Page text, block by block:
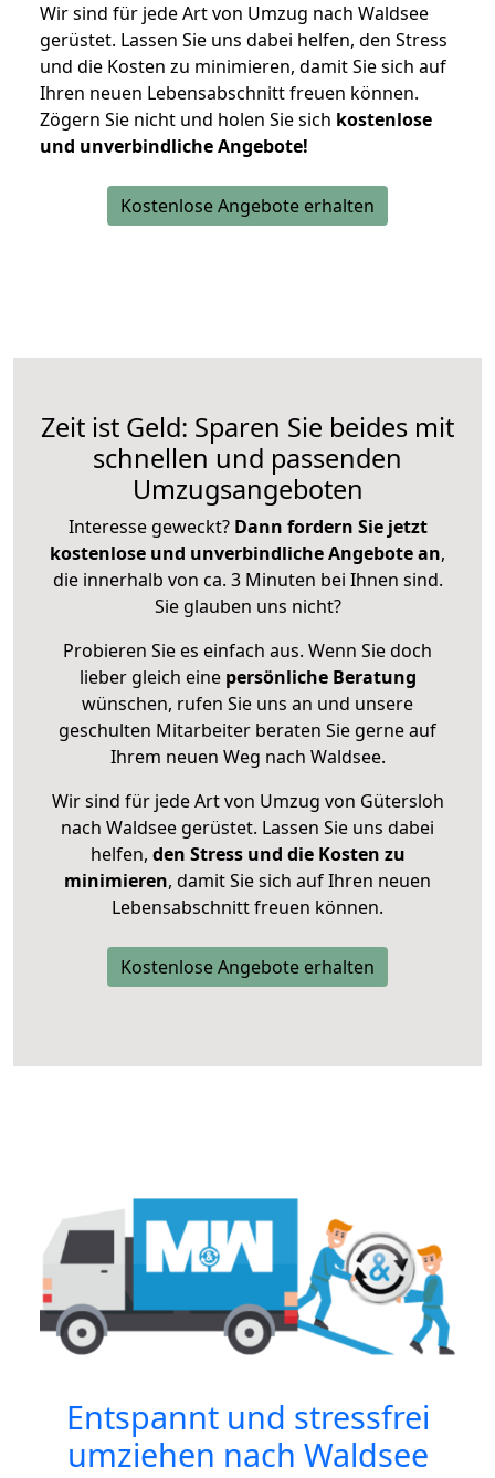
Wir sind für jede Art von Umzug nach Waldsee
gerüstet. Lassen Sie uns dabei helfen, den Stress
und die Kosten zu minimieren, damit Sie sich auf
Ihren neuen Lebensabschnitt freuen können.
Zögern Sie nicht und holen Sie sich kostenlose
und unverbindliche Angebote!
Kostenlose Angebote erhalten
Zeit ist Geld: Sparen Sie beides mit
schnellen und passenden
Umzugsangeboten
Interesse geweckt? Dann fordern Sie jetzt
kostenlose und unverbindliche Angebote an,
die innerhalb von ca. 3 Minuten bei Ihnen sind.
Sie glauben uns nicht?
Probieren Sie es einfach aus. Wenn Sie doch
lieber gleich eine persönliche Beratung
wünschen, rufen Sie uns an und unsere
geschulten Mitarbeiter beraten Sie gerne auf
Ihrem neuen Weg nach Waldsee.
Wir sind für jede Art von Umzug von Gütersloh
nach Waldsee gerüstet. Lassen Sie uns dabei
helfen, den Stress und die Kosten zu
minimieren, damit Sie sich auf Ihren neuen
Lebensabschnitt freuen können.
Kostenlose Angebote erhalten
Entspannt und stressfrei
umziehen nach Waldsee